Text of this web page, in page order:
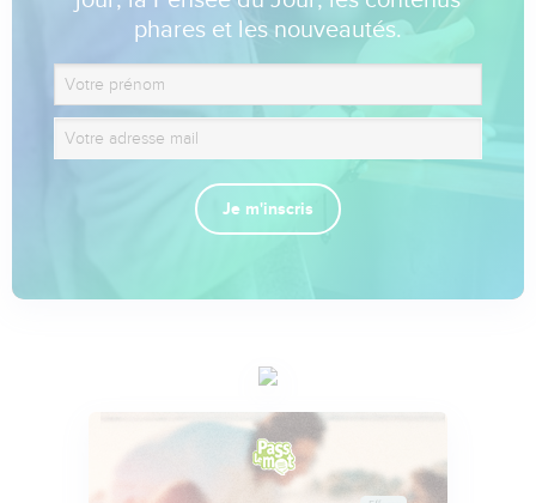
phares et les nouveautés.
Je m'inscris